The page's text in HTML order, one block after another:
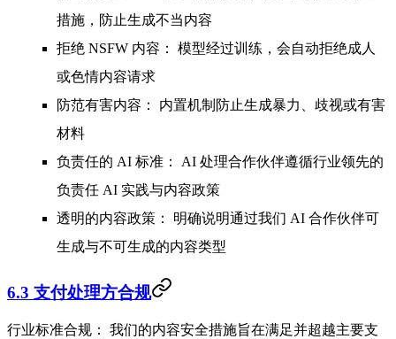
措施，防止生成不当内容
拒绝 NSFW 内容：
模型经过训练，会自动拒绝成人
或色情内容请求
防范有害内容：
内置机制防止生成暴力、歧视或有害
材料
负责任的 AI 标准：
AI 处理合作伙伴遵循行业领先的
负责任 AI 实践与内容政策
透明的内容政策：
明确说明通过我们 AI 合作伙伴可
生成与不可生成的内容类型
6.3 支付处理方合规
行业标准合规：
我们的内容安全措施旨在满足并超越主要支